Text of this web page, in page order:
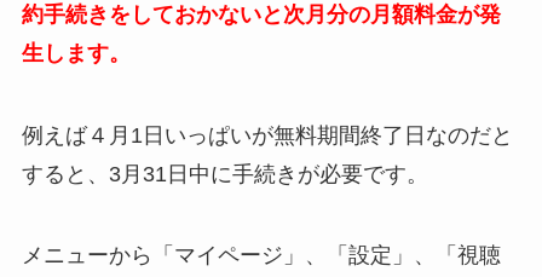
約手続きをしておかないと次月分の月額料金が発
生します。
例えば４月1日いっぱいが無料期間終了日なのだと
すると、3月31日中に手続きが必要です。
メニューから「マイページ」、「設定」、「視聴